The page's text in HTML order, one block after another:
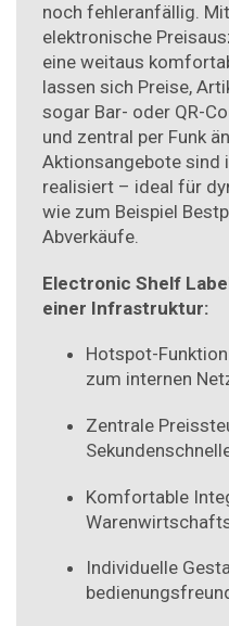
noch fehleranfällig.
elektronische
eine weitaus
lassen sich Preise,
sogar Bar- oder QR-
und zentral per Funk
Aktionsangebote sind
realisiert – ideal für
wie zum Beispiel
Abverkäufe.
Electronic Shelf
einer Infrastruktur:
Hotspot-
zum internen
Zentrale
Komfortable
Individuelle